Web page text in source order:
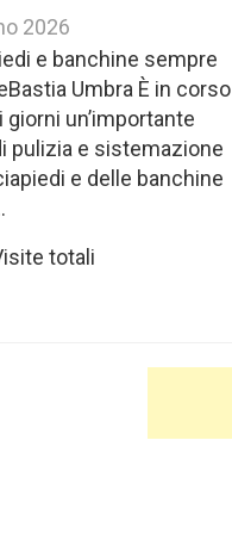
2026
e banchine sempre
Umbra È in corso
giorni un’importante
pulizia e sistemazione
e delle banchine
totali